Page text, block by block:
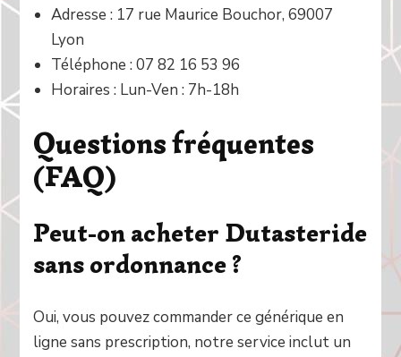
Adresse : 17 rue Maurice Bouchor, 69007
Lyon
Téléphone : 07 82 16 53 96
Horaires : Lun-Ven : 7h-18h
Questions fréquentes
(FAQ)
Peut-on acheter Dutasteride
sans ordonnance ?
Oui, vous pouvez commander ce générique en
ligne sans prescription, notre service inclut un